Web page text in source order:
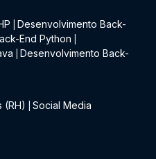
Desenvolvimento Back-
End Python
Desenvolvimento Back-
(RH)
Social Media